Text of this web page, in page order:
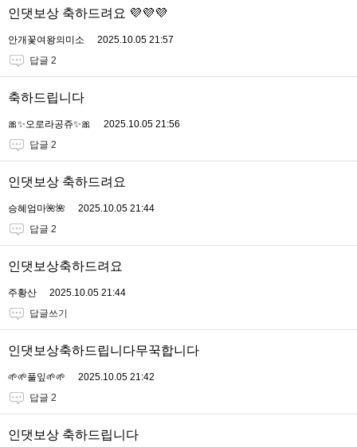
인댓보상 축하드려요 💜💜💜
안개꽃여왕의미소
2025.10.05 21:57
답글 2
축하드립니다
🎀✨오로라공쥬✨🎀
2025.10.05 21:56
답글 2
인댓보상 축하드려요
승혜엄마🌺🌺
2025.10.05 21:44
답글 2
인댓보상축하드려요
주황산
2025.10.05 21:44
답글쓰기
인댓보상축하드립니다무꾹합니다
🌱🌱풀잎🌱🌱
2025.10.05 21:42
답글 2
인댓보상 축하드립니다